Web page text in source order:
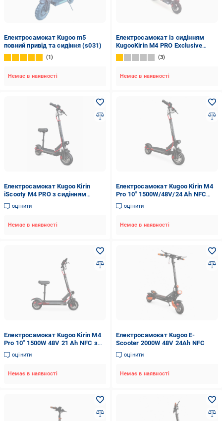
Електросамокат Kugoo m5
повний привід та сидіння (s031)
1
Немає в наявності
Електросамокат із сидінням
KugooKirin M4 PRO Exclusive
2000W 48V 21Ah
3
Немає в наявності
Електросамокат Kugoo Kirin
iScooty M4 PRO з сидінням
1500W 48V 24Ah (M4-1500C2)
оцінити
Немає в наявності
Електросамокат Kugoo Kirin M4
Pro 10" 1500W/48V/24 Ah NFC
(KK-1500-4824)
оцінити
Немає в наявності
Електросамокат Kugoo Kirin M4
Pro 10" 1500W 48V 21 Ah NFC з
сидінням (KK-1500-4821C)
оцінити
Немає в наявності
Електросамокат Kugoo E-
Scooter 2000W 48V 24Ah NFC
оцінити
Немає в наявності